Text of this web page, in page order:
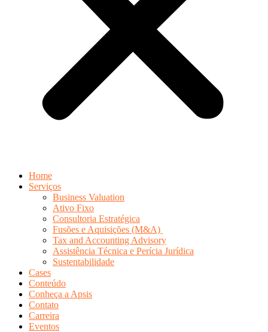
Home
Serviços
Business Valuation
Ativo Fixo
Consultoria Estratégica
Fusões e Aquisições (M&A)
Tax and Accounting Advisory
Assistência Técnica e Perícia Jurídica
Sustentabilidade
Cases
Conteúdo
Conheça a Apsis
Contato
Carreira
Eventos